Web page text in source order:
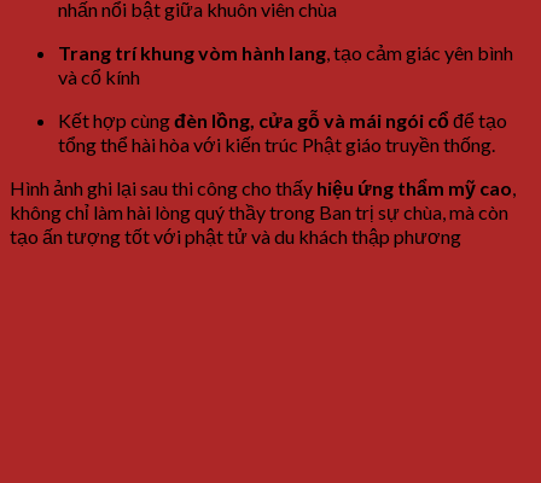
nhấn nổi bật giữa khuôn viên chùa
Trang trí khung vòm hành lang, tạo cảm giác yên bình
và cổ kính
Kết hợp cùngđèn lồng, cửa gỗ và mái ngói cổđể tạo
tổng thể hài hòa với kiến trúc Phật giáo truyền thống.
Hình ảnh ghi lại sau thi công cho thấy hiệu ứng thẩm mỹ cao,
không chỉ làm hài lòng quý thầy trong Ban trị sự chùa, mà còn
tạo ấn tượng tốt với phật tử và du khách thập phương